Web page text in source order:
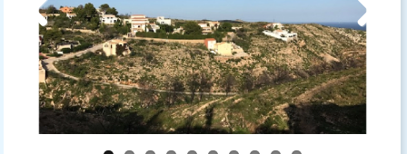
Previous Next